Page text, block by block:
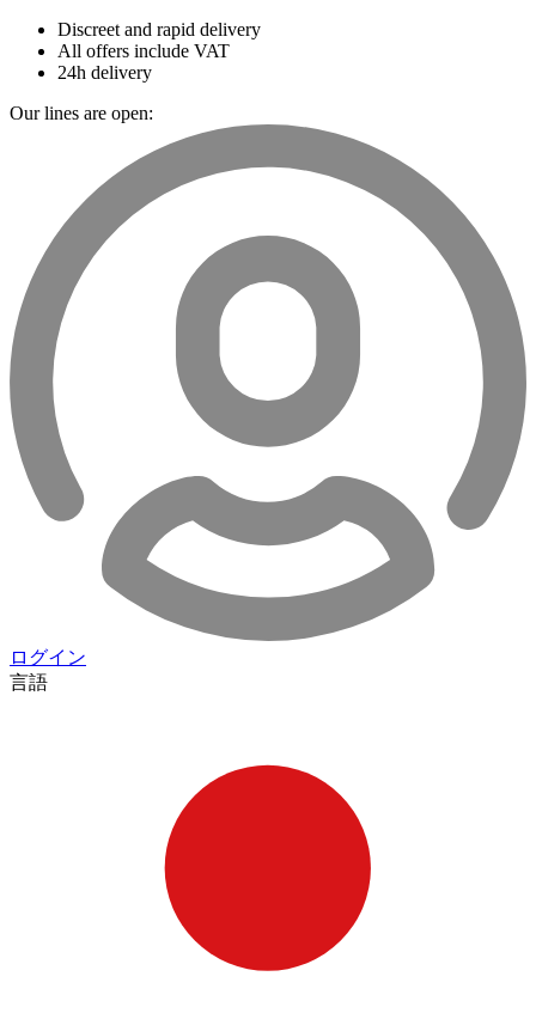
Discreet and rapid delivery
All offers include VAT
24h delivery
Our lines are open:
ログイン
言語